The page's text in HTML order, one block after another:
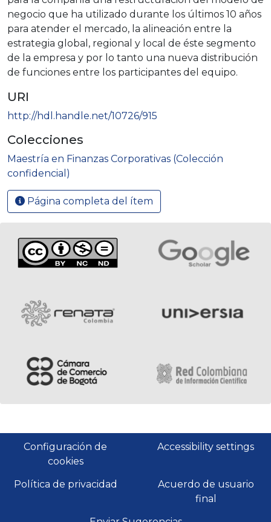
negocio que ha utilizado durante los últimos 10 años
para atender el mercado, la alineación entre la
estrategia global, regional y local de éste segmento
de la empresa y por lo tanto una nueva distribución
de funciones entre los participantes del equipo.
URI
http://hdl.handle.net/10726/915
Colecciones
Maestría en Finanzas Corporativas (Colección
confidencial)
Página completa del ítem
Configuración de
cookies
Accessibility settings
Política de privacidad
Acuerdo de usuario
final